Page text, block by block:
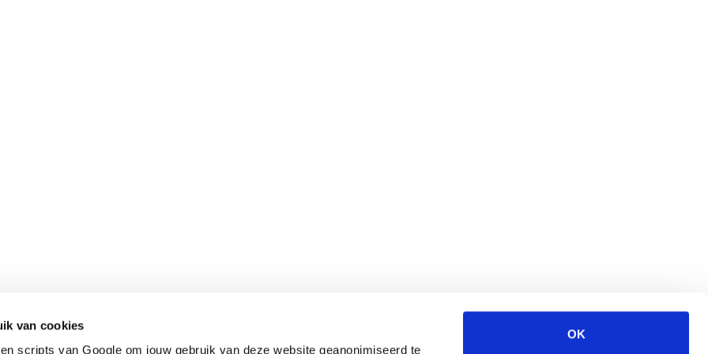
van cookies
scripts van Google om jouw gebruik van deze website geanonimiseerd te
OK